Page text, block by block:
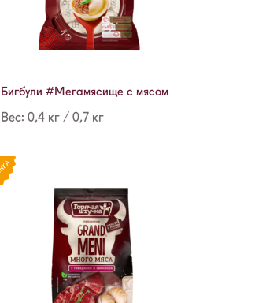
Бигбули #Мегамясище с мясом
Вес: 0,4 кг / 0,7 кг